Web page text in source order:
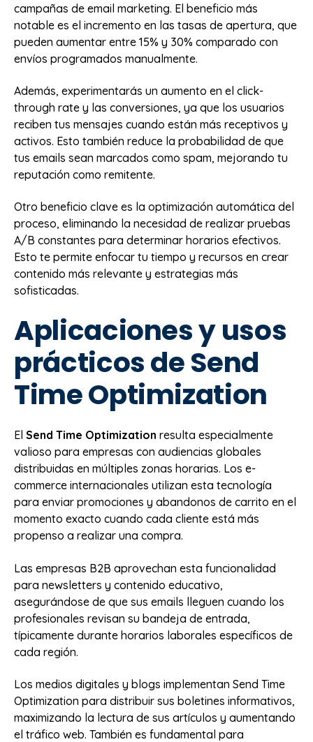
campañas de email marketing. El beneficio más
notable es el incremento en las tasas de apertura, que
pueden aumentar entre 15% y 30% comparado con
envíos programados manualmente.
Además, experimentarás un aumento en el click-
through rate y las conversiones, ya que los usuarios
reciben tus mensajes cuando están más receptivos y
activos. Esto también reduce la probabilidad de que
tus emails sean marcados como spam, mejorando tu
reputación como remitente.
Otro beneficio clave es la optimización automática del
proceso, eliminando la necesidad de realizar pruebas
A/B constantes para determinar horarios efectivos.
Esto te permite enfocar tu tiempo y recursos en crear
contenido más relevante y estrategias más
sofisticadas.
Aplicaciones y usos
prácticos de Send
Time Optimization
El Send Time Optimization resulta especialmente
valioso para empresas con audiencias globales
distribuidas en múltiples zonas horarias. Los e-
commerce internacionales utilizan esta tecnología
para enviar promociones y abandonos de carrito en el
momento exacto cuando cada cliente está más
propenso a realizar una compra.
Las empresas B2B aprovechan esta funcionalidad
para newsletters y contenido educativo,
asegurándose de que sus emails lleguen cuando los
profesionales revisan su bandeja de entrada,
típicamente durante horarios laborales específicos de
cada región.
Los medios digitales y blogs implementan Send Time
Optimization para distribuir sus boletines informativos,
maximizando la lectura de sus artículos y aumentando
el tráfico web. También es fundamental para